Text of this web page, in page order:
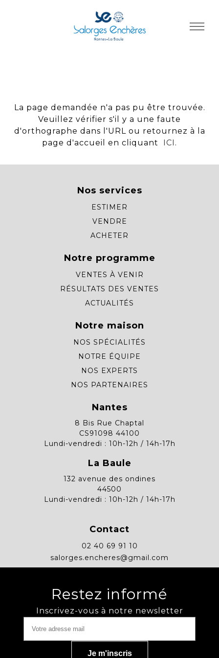
La page demandée n'a pas pu être trouvée.
Veuillez vérifier s'il y a une faute
d'orthographe dans l'URL ou retournez à la
page d'accueil en cliquant
ICI .
Nos services
ESTIMER
VENDRE
ACHETER
Notre programme
VENTES À VENIR
RÉSULTATS DES VENTES
ACTUALITÉS
Notre maison
NOS SPÉCIALITÉS
NOTRE ÉQUIPE
NOS EXPERTS
NOS PARTENAIRES
Nantes
8 Bis Rue Chaptal
CS91098 44100
Lundi-vendredi : 10h-12h / 14h-17h
La Baule
132 avenue des ondines
44500
Lundi-vendredi : 10h-12h / 14h-17h
Contact
02 40 69 91 10
salorges.encheres@gmail.com
Restez informé
Inscrivez-vous à notre newsletter